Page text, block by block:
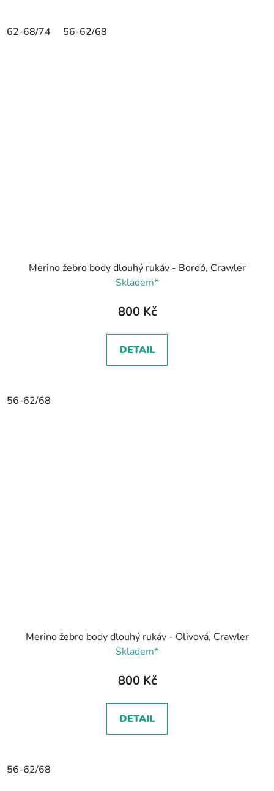
62-68/74 56-62/68
Merino žebro body dlouhý rukáv - Bordó, Crawler
Skladem*
800 Kč
DETAIL
56-62/68
Merino žebro body dlouhý rukáv - Olivová, Crawler
Skladem*
800 Kč
DETAIL
56-62/68